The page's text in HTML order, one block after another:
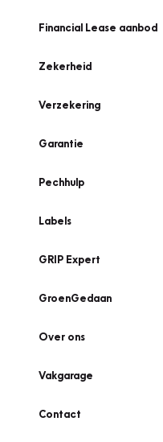
Financial Lease aanbod
Zekerheid
Verzekering
Garantie
Pechhulp
Labels
GRIP Expert
GroenGedaan
Over ons
Vakgarage
Contact